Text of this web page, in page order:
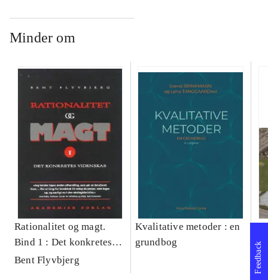
Minder om
Rationalitet og magt.
Bind 1 : Det konkretes
videnskab
Bent Flyvbjerg
Kvalitative metoder : en
grundbog
Feedback